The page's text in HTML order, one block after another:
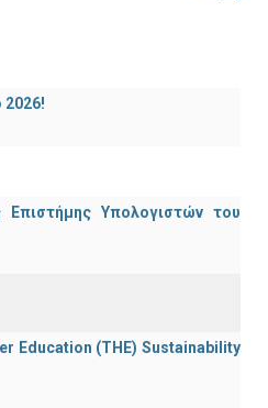
2026!
Υπολογιστών του
Education (ΤΗΕ) Sustainability